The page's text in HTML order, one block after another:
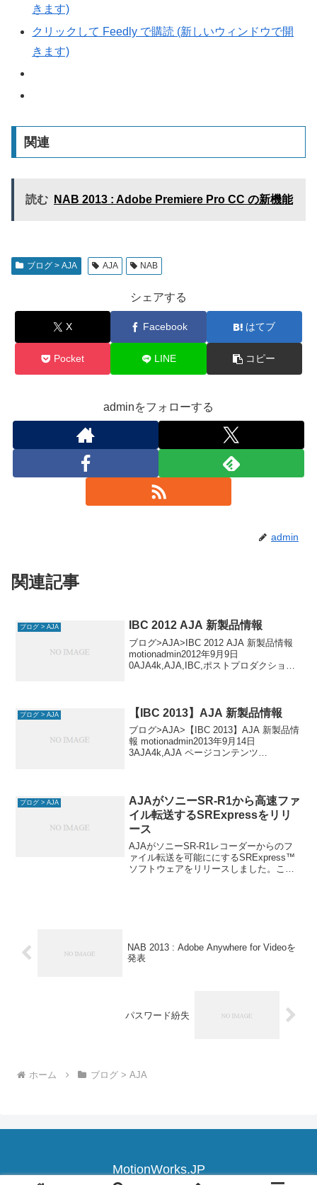
きます)
クリックして Feedly で購読 (新しいウィンドウで開
きます)
関連
読む NAB 2013 : Adobe Premiere Pro CC の新機能
ブログ > AJA AJA NAB
シェアする
X Facebook はてブ
Pocket LINE コピー
adminをフォローする
admin
関連記事
ブログ > AJA IBC 2012 AJA 新製品情報
ブログ>AJA>IBC 2012 AJA 新製品情報
motionadmin2012年9月9日
0AJA4k,AJA,IBC,ポストプロダクション
ブログ > AJA 【IBC 2013】AJA 新製品情報
ブログ>AJA>【IBC 2013】AJA 新製品情
報 motionadmin2013年9月14日
3AJA4k,AJA ページコンテンツ
ブログ > AJA
AJAがソニーSR-R1から高速ファ
イル転送するSRExpressをリリ
ース
AJAがソニーSR-R1レコーダーからのフ
ァイル転送を可能ににするSRExpress™
ソフトウェアをリリースしました。この
NAB 2013 : Adobe Anywhere for Videoを
発表
パスワード紛失
ホーム ブログ > AJA
MotionWorks.JP